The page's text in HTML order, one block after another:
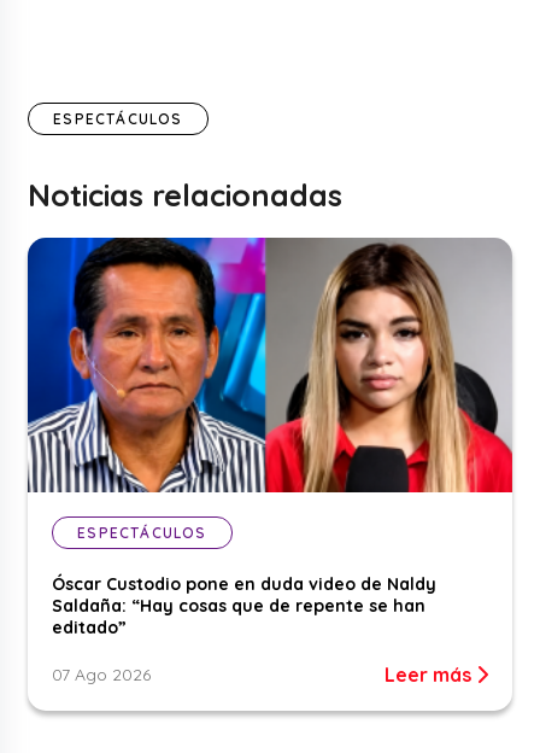
ESPECTÁCULOS
Noticias relacionadas
ESPECTÁCULOS
Óscar Custodio pone en duda video de Naldy
Saldaña: “Hay cosas que de repente se han
editado”
07 Ago 2026 Leer más